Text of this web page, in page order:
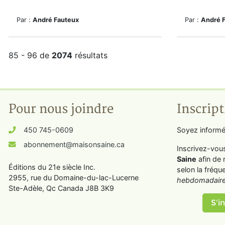
Par : André Fauteux Par : André
85 - 96 de 2074 résultats
Pour nous joindre
450 745-0609
abonnement@maisonsaine.ca
Éditions du 21e siècle Inc.
2955, rue du Domaine-du-lac-Lucerne
Ste-Adèle, Qc Canada J8B 3K9
Soyez
Inscrivez-
Saine afin de
selon la